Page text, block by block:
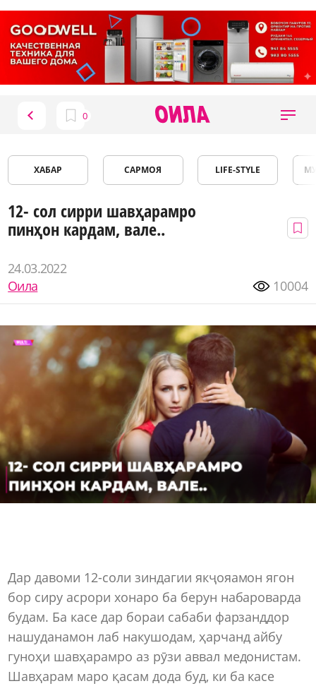
ХАБАР САРМОЯ LIFE-STYLE
12- сол сирри шавҳарамро
пинҳон кардам, вале..
24.03.2022
Оила
10004
Дар давоми 12-соли зиндагии якҷояамон ягон
бор сиру асрори хонаро ба берун набароварда
будам. Ба касе дар бораи сабаби фарзанддор
нашуданамон лаб накушодам, ҳарчанд айбу
гуноҳи шавҳарамро аз рӯзи аввал медонистам.
Шавҳарам маро қасам дода буд, ки ба касе